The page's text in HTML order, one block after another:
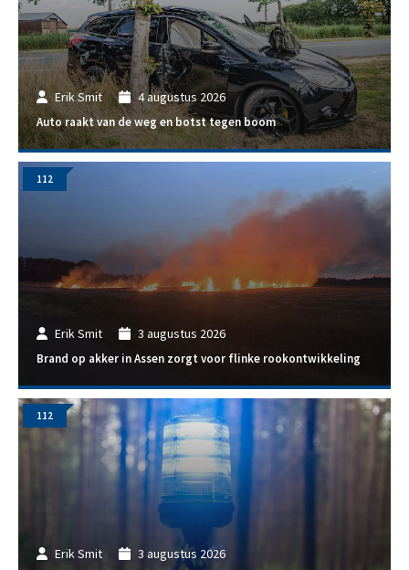
Erik Smit 4 augustus 2026
Auto raakt van de weg en botst tegen boom
Erik Smit 3 augustus 2026
Brand op akker in Assen zorgt voor flinke rookontwikkeling
112
Erik Smit 3 augustus 2026
112